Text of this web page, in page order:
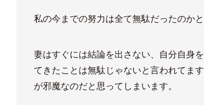
私の今までの努力は全て無駄だったのかと
妻はすぐには結論を出さない、自分自身
てきたことは無駄じゃないと言われてま
が邪魔なのだと思ってしまいます。